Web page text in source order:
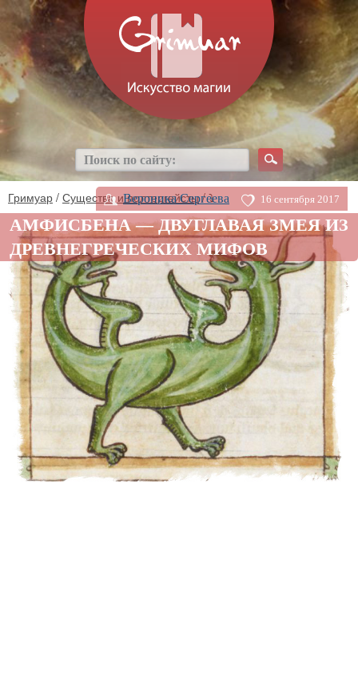
Гримуар / Существа и полтергейсты/ ⤵
АМФИСБЕНА — ДВУГЛАВАЯ ЗМЕЯ ИЗ
ДРЕВНЕГРЕЧЕСКИХ МИФОВ
Вероника Сергеева 16 сентября 2017